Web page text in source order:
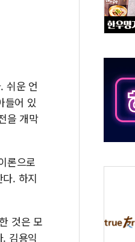
보완수사권 폐지·공소청 출범…피
협, 업계 개인정보 보안 새판 짠다
, 쿡 연준 이사 해임 재추진…"26
쉬운 언
들어 있
을 개막
론으로
. 하지
것은 모
김용익